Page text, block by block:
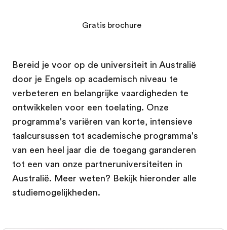
Bereid je voor op de universiteit in Australië
door je Engels op academisch niveau te
verbeteren en belangrijke vaardigheden te
ontwikkelen voor een toelating. Onze
programma's variëren van korte, intensieve
taalcursussen tot academische programma's
van een heel jaar die de toegang garanderen
tot een van onze partneruniversiteiten in
Australië. Meer weten? Bekijk hieronder alle
studiemogelijkheden.
Gratis brochure